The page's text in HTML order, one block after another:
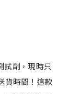
劑，現時只
貨時間！這款